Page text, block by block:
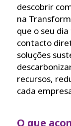
descobrir
na
que o seu
contacto
soluções
recursos,
cada
O que